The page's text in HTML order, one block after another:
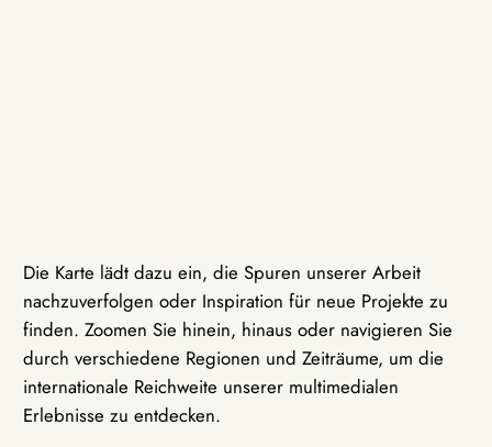
Die Karte lädt dazu ein, die Spuren unserer Arbeit
nachzuverfolgen oder Inspiration für neue Projekte zu
finden. Zoomen Sie hinein, hinaus oder navigieren Sie
durch verschiedene Regionen und Zeiträume, um die
internationale Reichweite unserer multimedialen
Erlebnisse zu entdecken.